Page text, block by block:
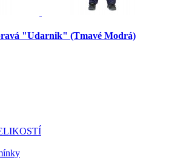
"Udarnik" (Tmavé Modrá)